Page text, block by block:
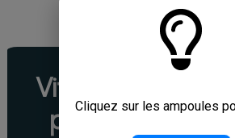
Cliquez sur les ampoules
#Mobilité
Vitesses limites
paires (20, 40,